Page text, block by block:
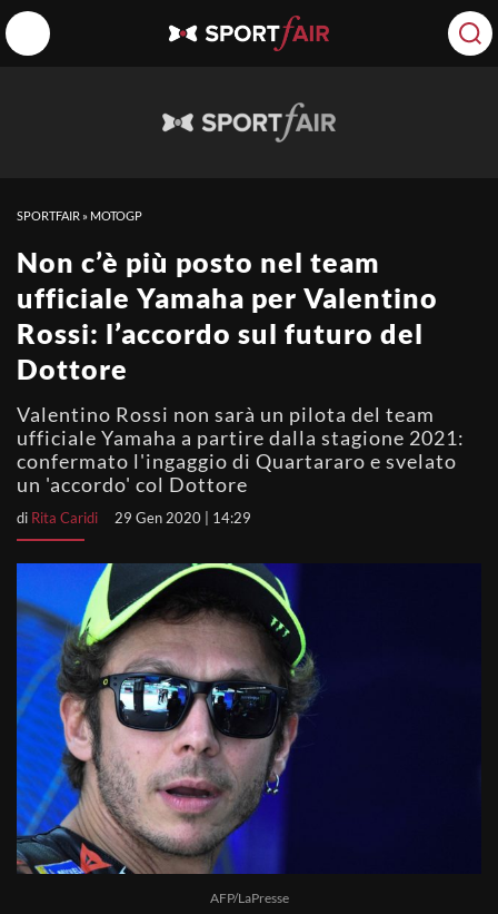
SPORTFAIR » MOTOGP
Non c’è più posto nel team
ufficiale Yamaha per Valentino
Rossi: l’accordo sul futuro del
Dottore
Valentino Rossi non sarà un pilota del team
ufficiale Yamaha a partire dalla stagione 2021:
confermato l'ingaggio di Quartararo e svelato
un 'accordo' col Dottore
di Rita Caridi 29 Gen 2020 | 14:29
AFP/LaPresse